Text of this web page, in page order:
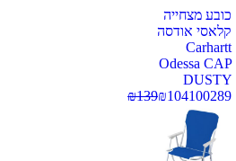
כובע מצחייה
קלאסי אודסה
Carhartt
Odessa CAP
DUSTY
100289
₪104
₪139